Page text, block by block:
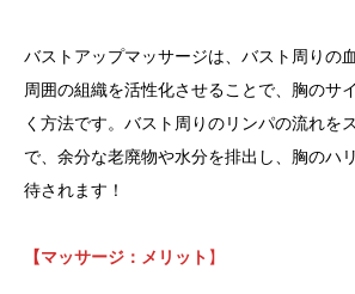
バストアップマッサージは、バスト周りの
周囲の組織を活性化させることで、胸のサ
く方法です。バスト周りのリンパの流れを
で、余分な老廃物や水分を排出し、胸のハ
待されます！
【マッサージ：メリット 】